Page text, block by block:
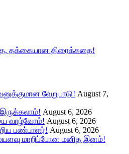
தக்கையான திரைக்கதை!
வேறுபாடு! August 7,
August 6, 2026
வாழ்வோம்! August 6, 2026
பண்பாளர்! August 6, 2026
மாறிப்போன மனித இனம்!